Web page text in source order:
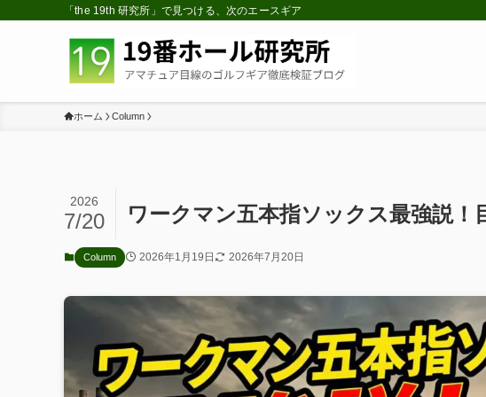
「the 19th 研究所」で見つける、次のエースギア
ホーム Column
ワークマン五本指ソックス最強説
2026
7/20
Column 2026年1月19日 2026年7月20日